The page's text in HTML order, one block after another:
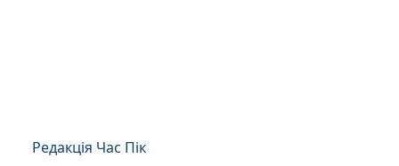
Редакція Час Пік